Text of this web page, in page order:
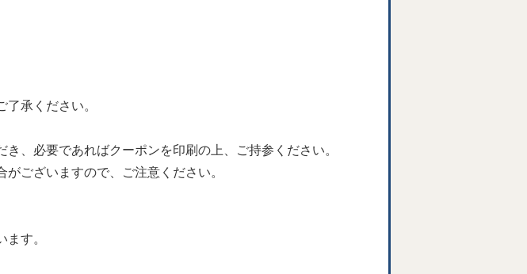
承ください。
、必要であればクーポンを印刷の上、ご持参ください。
ございますので、ご注意ください。
す。